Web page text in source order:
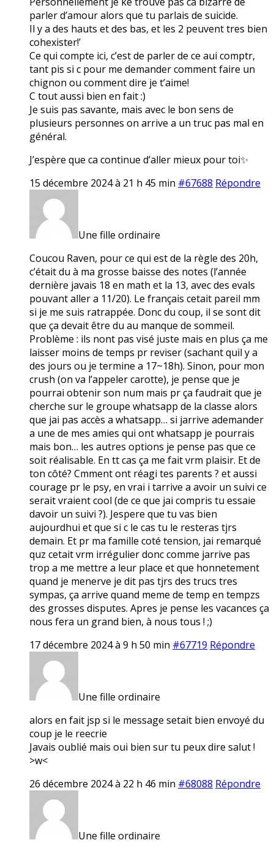
parler d’amour alors que tu parlais de suicide.
Il y a des hauts et des bas, et les 2 peuvent tres bien
cohexister!’
Ce qui compte ici, c’est de parler de ce aui comptr,
tant pis si c pour me demander comment faire un
chignon ou comment dire je t’aime!
C tout aussi bien en fait :)
Je suis pas savante, mais avec le bon sens de
plusieurs personnes on arrive a un truc pas mal en
général.
J’espère que ca continue d’aller mieux pour toi✨
15 décembre 2024 à 21 h 45 min #67688 Répondre
Une fille ordinaire
Coucou Raven, pour ce qui est de la règle des 20h,
c’était du à ma grosse baisse des notes (l’année
dernière javais 18 en math et la 13, avec des evals
pouvant aller a 11/20). Le français cetait pareil mm
si je me suis ratrappée. Donc du coup, il se sont dit
que ça devait être du au manque de sommeil.
Problème : ils nont pas visé juste mais en plus ça me
laisser moins de temps pr reviser (sachant quil y a
des jours ou je termine a 17~18h). Sinon, pour mon
crush (on va l’appeler carotte), je pense que je
pourrai obtenir son num mais pr ça faudrait que je
cherche sur le groupe whatsapp de la classe alors
que jai pas accès a whatsapp… si jarrive ademander
a une de mes amies qui ont whatsapp je pourrais
mais bon… les autres options je pense pas que ce
soit réalisable. En tt cas ça me fait vrm plaisir. Et de
ton côté? Cmment ont réagi tes parents ? et aussi
courage pr le psy, en vrai i tarrive a avoir un suivi ce
serait vraient cool (de ce que jai compris tu essaie
davoir un suivi ?). Jespere que tu vas bien
aujourdhui et que si c le cas tu le resteras tjrs
demain. Et pr ma famille coté tension, jai remarqué
quz cetait vrm irrégulier donc comme jarrive pas
trop a me mettre a leur place et que honnetement
quand je menerve je dit pas tjrs des trucs tres
sympas, ça arrive quand meme de temp en tempzs
des grosses disputes. Apres je pense les vacances ça
nous fera un grand bien, à nous tous ! ;)
17 décembre 2024 à 9 h 50 min #67719 Répondre
Une fille ordinaire
alors en fait jsp si le message setait bien envoyé du
coup je le reecrie
Javais oublié mais oui bien sur tu peux dire salut !
>w<
26 décembre 2024 à 22 h 46 min #68088 Répondre
Une fille ordinaire